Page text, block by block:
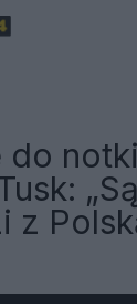
do
z